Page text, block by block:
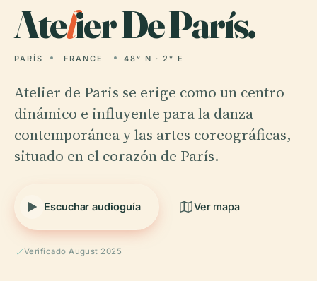
Atelier De París.
PARÍS FRANCE 48° N · 2° E
Atelier de Paris se erige como un centro
dinámico e influyente para la danza
contemporánea y las artes coreográficas,
situado en el corazón de París.
Escuchar audioguía Ver mapa
Verificado August 2025